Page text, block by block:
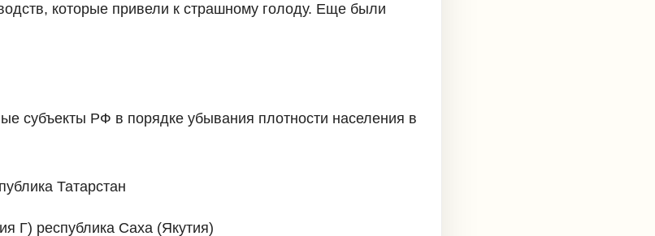
которые привели к страшному голоду. Еще были
субъекты РФ в порядке убывания плотности населения в
Татарстан
Г) республика Саха (Якутия)